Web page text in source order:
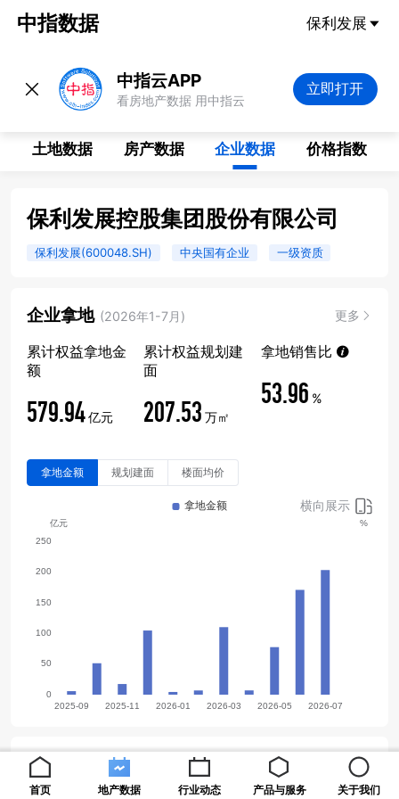
中指云APP
看房地产数据 用中指云
立即打开
中指数据 保利发展
土地数据 房产数据 企业数据 价格指数
保利发展控股集团股份有限公司
保利发展(600048.SH) 中央国有企业 一级资质
企业拿地 (2026年1-7月) 更多
累计权益拿地金
额
579.94亿元
累计权益规划建
面
207.53 万㎡
拿地销售比
53.96 %
拿地金额 规划建面 楼面均价
横向展示
企业销售 更多
首页 地产数据 行业动态 产品与服务 关于我们